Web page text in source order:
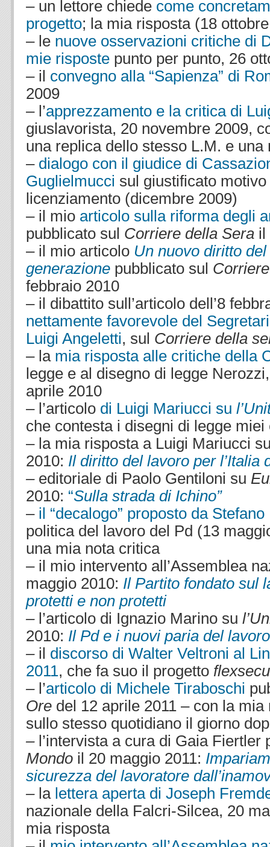
– un lettore chiede come
progetto; la mia risposta (18
– le nuove osservazioni critiche di
mie risposte punto per punto, 26
– il convegno alla “Sapienza” di
2009
– l’apprezzamento e la critica di
giuslavorista, 20 novembre 2009,
una replica dello stesso L.M. e
– dialogo con il giudice di
Guglielmucci sul giustificato
licenziamento (dicembre 2009)
– il mio articolo sulla riforma degli
pubblicato sul Corriere della Sera il
– il mio articolo Un nuovo diritto
generazione pubblicato sul
febbraio 2010
– il dibattito sull’articolo dell’8
nettamente favorevole del
Luigi Angeletti, sul Corriere della
– la mia risposta alle critiche della
legge e al disegno di legge
aprile 2010
– l’articolo di Luigi Mariucci su
che contesta i disegni di legge
– la mia risposta a Luigi Mariucci
2010: Il diritto del lavoro per l’Italia
– editoriale di Paolo Gentiloni su
2010: “Sulla strada di Ichino”
– il “decalogo” proposto da
politica del lavoro del Pd (13
una mia nota critica
– il mio intervento all’Assemblea
maggio 2010: Il Partito fondato sul
protetti e non protetti
– l’articolo di Ignazio Marino su
2010: Il Pd e i nuovi paria del lavoro
– il discorso di Walter Veltroni al
2011, che fa suo il progetto
– l’articolo di Michele Tiraboschi
Ore del 12 aprile 2011 – con la
sullo stesso quotidiano il giorno
–l’intervista a cura di Gaia Fiertler
Mondo il 20 maggio 2011:
sicurezza del lavoratore
–la ettera aperta di Joseph
nazionale della Falcri-Silcea, 20
mia risposta